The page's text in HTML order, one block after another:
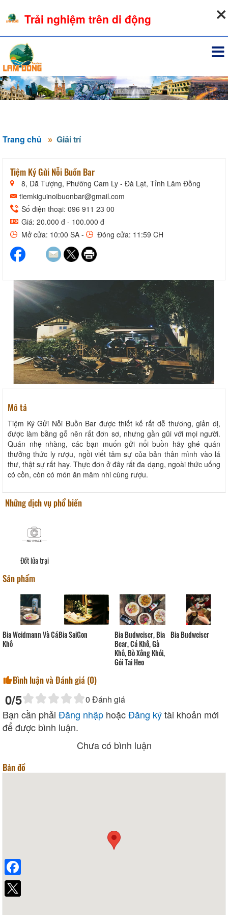
Trang chủ Giải trí
Tiệm Ký Gửi Nỗi Buồn Bar
8, Dã Tượng, Phường Cam Ly - Đà Lạt, Tỉnh Lâm Đồng
tiemkiguinoibuonbar@gmail.com
Số điện thoại: 096 911 23 00
Giá: 20.000 đ - 100.000 đ
Mở cửa: 10:00 SA -
Đóng cửa: 11:59 CH
Mô tả
Tiệm Ký Gửi Nỗi Buồn Bar được thiết kế rất dễ thương, giản dị,
được làm bằng gỗ nên rất đơn sơ, nhưng gần gũi với mọi người.
Quán nhẹ nhàng, các bạn muốn gửi nổi buồn hãy ghé quán
thưởng thức ly rượu, ngồi viết tâm sự của bản thân mình vào lá
thư, thật sự rất hay. Thực đơn ở đây rất đa dạng, ngoài thức uống
có cồn, còn có món ăn mâm nhi cùng rượu.
Những dịch vụ phổ biến
Đốt lửa trại
Sản phẩm
Bia Weidmann Và Cá
Khô
Bia SaiGon
Bia Budweiser, Bia
Bear, Cá Khô, Gà
Khô, Bò Xông Khói,
Gỏi Tai Heo
Bia Budweiser
Bình luận và Đánh giá (0)
0/5 0 Đánh giá
Bạn cần phải Đăng nhập hoặcĐăng kýtài khoản mới
để được bình luận.
Chưa có bình luận
Bản đồ
Trải nghiệm trên di động
Facebook